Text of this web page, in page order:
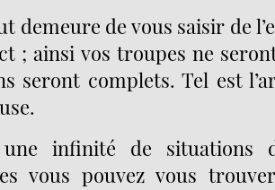
demeure de vous saisir de
; ainsi vos troupes ne
seront complets. Tel est
infinité de situations
vous pouvez vous